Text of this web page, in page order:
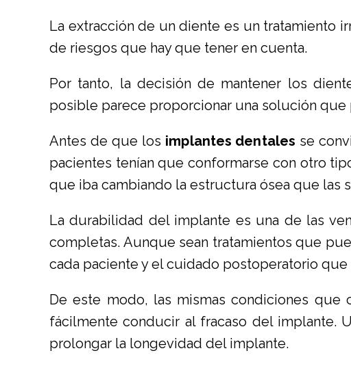
La extracción de un diente es un tratamiento
de riesgos que hay que tener en cuenta.
Por tanto, la decisión de mantener los
posible parece proporcionar una solución
Antes de que los implantes dentales se
pacientes tenían que conformarse con otro
que iba cambiando la estructura ósea que las
La durabilidad del implante es una de las
completas. Aunque sean tratamientos que
cada paciente y el cuidado postoperatorio
De este modo, las mismas condiciones
fácilmente conducir al fracaso del implante.
prolongar la longevidad del implante.